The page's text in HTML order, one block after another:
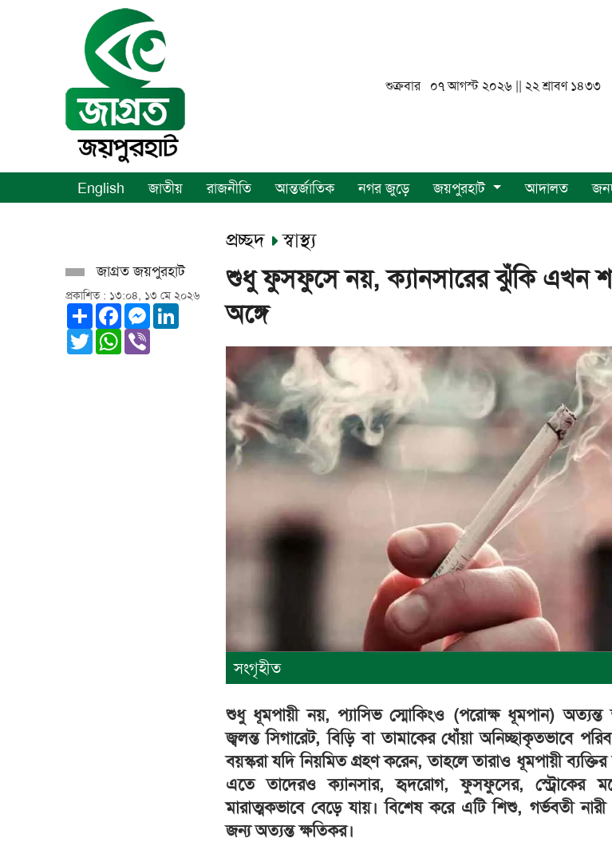
শুক্রবার ০৭ আগস্ট ২০২৬ || ২২ শ্রাবণ ১৪৩৩
English জাতীয় রাজনীতি আন্তর্জাতিক নগর জুড়ে জয়পুরহাট আদালত
প্রচ্ছদ স্বাস্থ্য
জাগ্রত জয়পুরহাট
প্রকাশিত : ১৩:০৪, ১৩ মে ২০২৬
ShareFacebookMessenger
LinkedIn
TwitterWhatsApp
Viber
শুধু ফুসফুসে নয়, ক্যানসারের ঝুঁকি এখন
অঙ্গে
সংগৃহীত
শুধু ধূমপায়ী নয়, প্যাসিভ স্মোকিংও (পরোক্ষ ধূমপান) অত্যন্ত
জ্বলন্ত সিগারেট, বিড়ি বা তামাকের ধোঁয়া অনিচ্ছাকৃতভাবে
বয়স্করা যদি নিয়মিত গ্রহণ করেন, তাহলে তারাও ধূমপায়ী
এতে তাদেরও ক্যানসার, হৃদরোগ, ফুসফুসের, স্ট্রোকের
মারাত্মকভাবে বেড়ে যায়। বিশেষ করে এটি শিশু, গর্ভবতী নারী
জন্য অত্যন্ত ক্ষতিকর।